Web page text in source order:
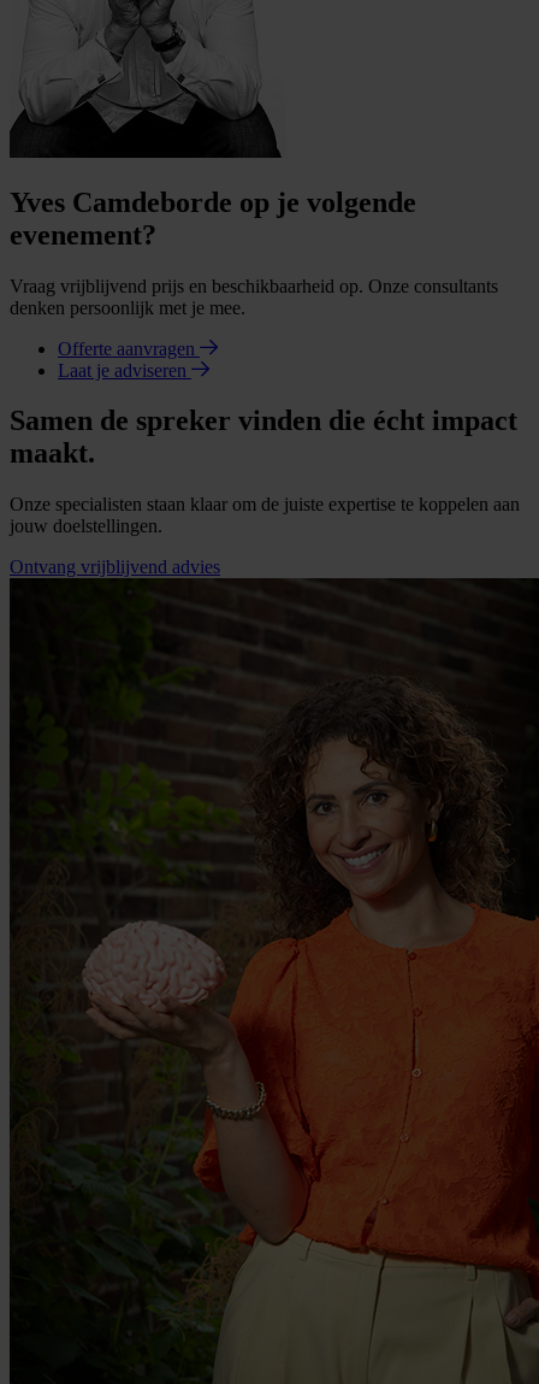
Yves Camdeborde op je volgende
evenement?
Vraag vrijblijvend prijs en beschikbaarheid op. Onze consultants
denken persoonlijk met je mee.
Offerte aanvragen
Laat je adviseren
Samen de spreker vinden die écht impact
maakt.
Onze specialisten staan klaar om de juiste expertise te koppelen aan
jouw doelstellingen.
Ontvang vrijblijvend advies